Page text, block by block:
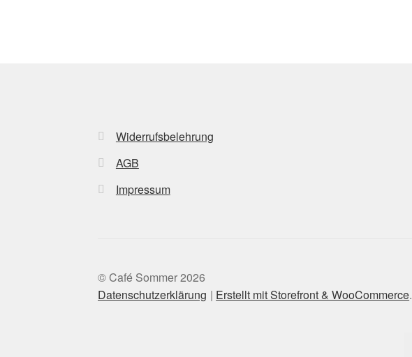
Widerrufsbelehrung
AGB
Impressum
© Café Sommer 2026
Datenschutzerklärung
Erstellt mit Storefront & WooCommerce.